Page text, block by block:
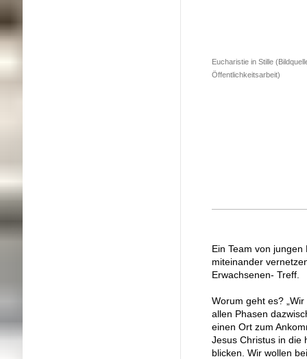
Eucharistie in Stille
Öffentlichkeitsarbeit)
Ein Team von
miteinander
Erwachsenen- Treff.
Worum geht es?
allen Phasen
einen Ort zum
Jesus Christus in die
blicken. Wir wollen